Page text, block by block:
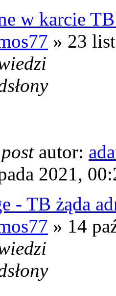
w karcie
» 23
autor:
2021,
- TB żąda
» 14